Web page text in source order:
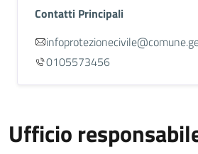
Contatti Principali
0105573456
Ufficio